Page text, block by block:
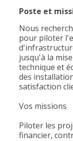
Poste et
Nous
pour piloter
jusqu'à la
technique et
des
satisfaction
Vos missions
Piloter les
financier,